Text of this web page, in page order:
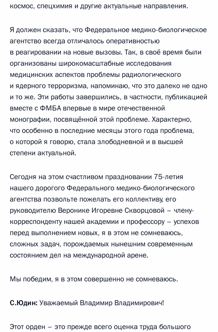
космос, спецхимия и другие актуальные направления.
Я должен сказать, что Федеральное медико-биологическое
агентство всегда отличалось оперативностью
в реагировании на новые вызовы. Так, в своё время были
организованы широкомасштабные исследования
медицинских аспектов проблемы радиологического
и ядерного терроризма, напоминаю, что это далеко не одно
и то же. Эти работы завершились, в частности, публикацией
вместе с ФМБА впервые в мире отечественной
монографии, посвящённой этой проблеме. Характерно,
что особенно в последние месяцы этого года проблема,
о которой я говорю, стала злободневной и в высшей
степени актуальной.
Сегодня на этом счастливом праздновании 75-летия
нашего дорогого Федерального медико-биологического
агентства позвольте пожелать его коллективу, его
руководителю Веронике Игоревне Скворцовой – члену-
корреспонденту нашей академии и профессору – успехов
перед выполнением новых, я в этом не сомневаюсь,
сложных задач, порождаемых нынешним современным
состоянием дел на международной арене.
Мы победим, я в этом совершенно не сомневаюсь.
С.Юдин: Уважаемый Владимир Владимирович!
Этот орден – это прежде всего оценка труда большого